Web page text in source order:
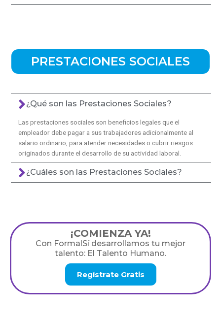
PRESTACIONES SOCIALES
¿Qué son las Prestaciones Sociales?
Las prestaciones sociales son beneficios legales que el
empleador debe pagar a sus trabajadores adicionalmente al
salario ordinario, para atender necesidades o cubrir riesgos
originados durante el desarrollo de su actividad laboral.
¿Cuáles son las Prestaciones Sociales?
¡COMIENZA YA!
Con FormalSí desarrollamos tu mejor
talento: El Talento Humano.
Regístrate Gratis